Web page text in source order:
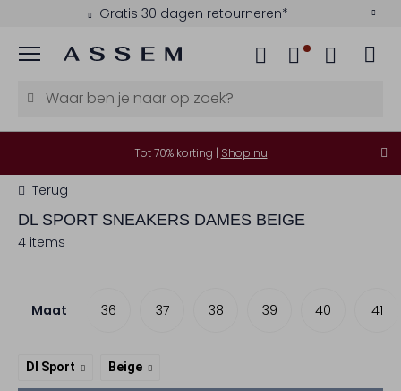
Gratis 30 dagen retourneren*
Menu
Tot 70% korting | Shop nu
Terug
DL SPORT SNEAKERS DAMES BEIGE
4 items
Maat
35 36 37 38 39 40 41
Dl Sport Beige